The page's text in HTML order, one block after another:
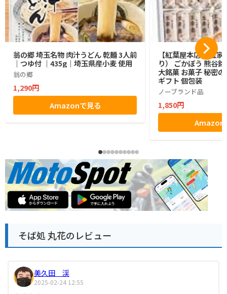
翁の郷 埼玉名物 肉汁うどん 乾麺 3人前
｜つゆ付 ｜435g｜埼玉県産小麦 使用
翁の郷
1,290円
Amazonで見る
【紅葉屋本店】 五
り） ごかぼう 熊谷
大銘菓 お菓子 秘密
ギフト 個包装
ノーブランド品
1,850円
Amazon
そば処 丸花のレビュー
美久田 渓
2025-02-24 12:55